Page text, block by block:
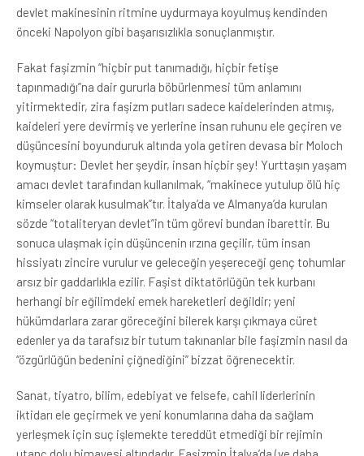
devlet makinesinin ritmine uydurmaya koyulmuş kendinden
önceki Napolyon gibi başarısızlıkla sonuçlanmıştır.
Fakat faşizmin “hiçbir put tanımadığı, hiçbir fetişe
tapınmadığı”na dair gururla böbürlenmesi tüm anlamını
yitirmektedir, zira faşizm putları sadece kaidelerinden atmış,
kaideleri yere devirmiş ve yerlerine insan ruhunu ele geçiren ve
düşüncesini boyunduruk altında yola getiren devasa bir Moloch
koymuştur: Devlet her şeydir, insan hiçbir şey! Yurttaşın yaşam
amacı devlet tarafından kullanılmak, “makinece yutulup ölü hiç
kimseler olarak kusulmak”tır. İtalya’da ve Almanya’da kurulan
sözde “totaliteryan devlet”in tüm görevi bundan ibarettir. Bu
sonuca ulaşmak için düşüncenin ırzına geçilir, tüm insan
hissiyatı zincire vurulur ve geleceğin yeşereceği genç tohumlar
arsız bir gaddarlıkla ezilir. Faşist diktatörlüğün tek kurbanı
herhangi bir eğilimdeki emek hareketleri değildir; yeni
hükümdarlara zarar göreceğini bilerek karşı çıkmaya cüret
edenler ya da tarafsız bir tutum takınanlar bile faşizmin nasıl da
“özgürlüğün bedenini çiğnediğini” bizzat öğrenecektir.
Sanat, tiyatro, bilim, edebiyat ve felsefe, cahil liderlerinin
iktidarı ele geçirmek ve yeni konumlarına daha da sağlam
yerleşmek için suç işlemekte tereddüt etmediği bir rejimin